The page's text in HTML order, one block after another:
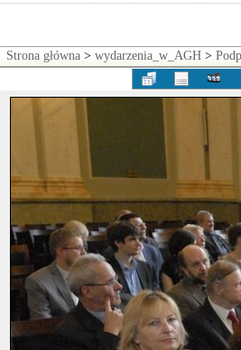
Strona główna > wydarzenia_w_AGH >